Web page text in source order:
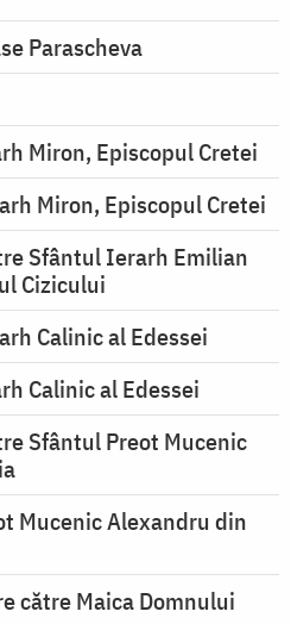
Parascheva
Miron, Episcopul Cretei
Miron, Episcopul Cretei
Sfântul Ierarh Emilian
Cizicului
Calinic al Edessei
Calinic al Edessei
Sfântul Preot Mucenic
Mucenic Alexandru din
către Maica Domnului